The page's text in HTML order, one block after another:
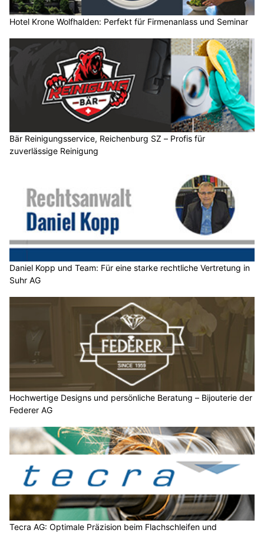
Hotel Krone Wolfhalden: Perfekt für Firmenanlass und Seminar
Bär Reinigungsservice, Reichenburg SZ – Profis für
zuverlässige Reinigung
Daniel Kopp und Team: Für eine starke rechtliche Vertretung in
Suhr AG
Hochwertige Designs und persönliche Beratung – Bijouterie der
Federer AG
Tecra AG: Optimale Präzision beim Flachschleifen und